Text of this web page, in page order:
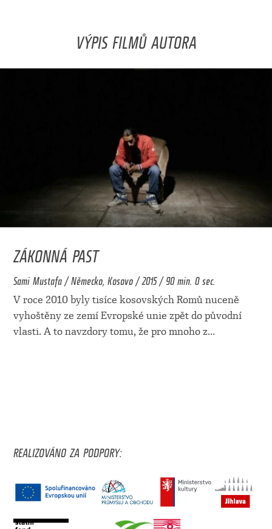
VÝPIS FILMŮ AUTORA
ZÁKONNÁ PAST
Sami Mustafa / Německo, Kosovo / 2015 / 90 min. 0 sec.
V roce 2010 byly tisíce kosovských Romů nuceně
vyhoštěny ze zemí Evropské unie zpět do původní
vlasti. A to navzdory tomu, že pro mnoho z...
REALIZOVÁNO ZA PODPORY: